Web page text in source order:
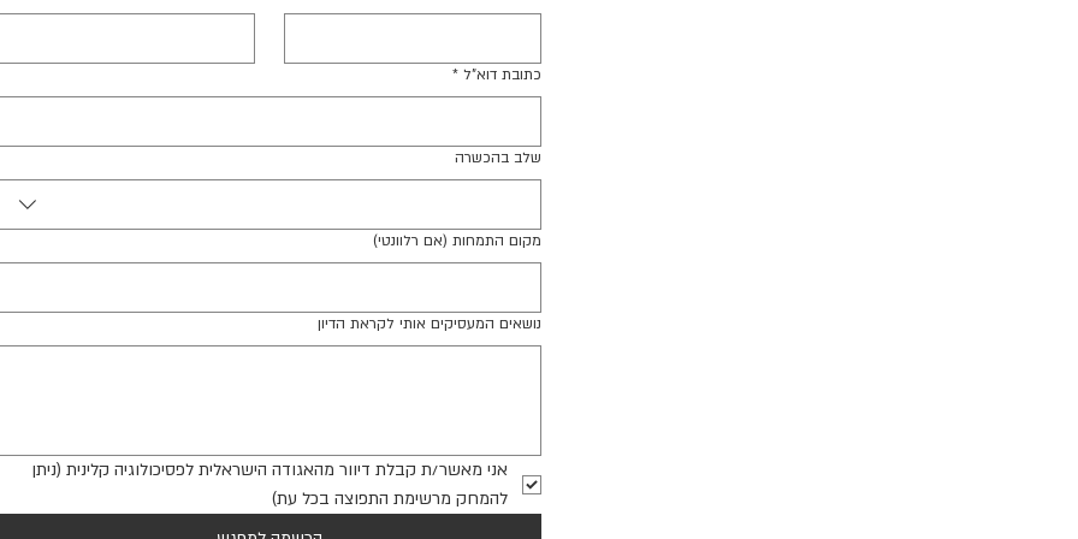
כתובת דוא"ל *
שלב בהכשרה
מקום התמחות (אם רלוונטי)
נושאים המעסיקים אותי לקראת הדיון
להמחק מרשימת התפוצה בכל עת)